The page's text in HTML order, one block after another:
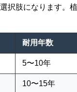
肢になります
耐用年数
5〜10年
10〜15年